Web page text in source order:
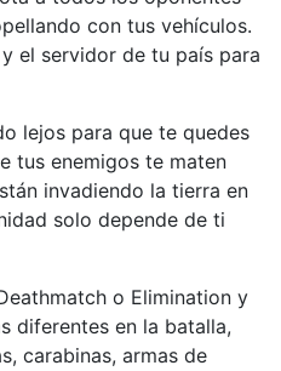
con tus vehículos.
el servidor de tu país para
lejos para que te quedes
tus enemigos te maten
invadiendo la tierra en
solo depende de ti
o Elimination y
diferentes en la batalla,
carabinas, armas de